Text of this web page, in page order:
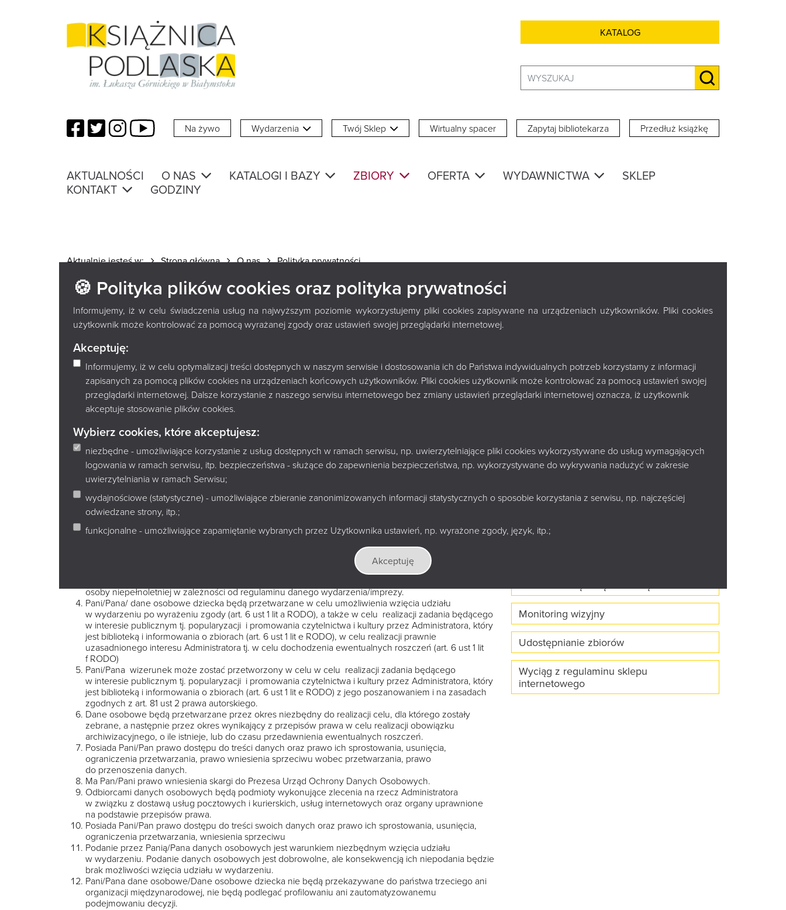
🍪 Polityka plików cookies oraz polityka prywatności
Informujemy, iż w celu świadczenia usług na najwyższym poziomie wykorzystujemy pliki cookies zapisywane na urządzeniach użytkowników. Pliki cookies
użytkownik może kontrolować za pomocą wyrażanej zgody oraz ustawień swojej przeglądarki internetowej.
Akceptuję:
Informujemy, iż w celu optymalizacji treści dostępnych w naszym serwisie i dostosowania ich do Państwa indywidualnych potrzeb korzystamy z informacji
zapisanych za pomocą plików cookies na urządzeniach końcowych użytkowników. Pliki cookies użytkownik może kontrolować za pomocą ustawień swojej
przeglądarki internetowej. Dalsze korzystanie z naszego serwisu internetowego bez zmiany ustawień przeglądarki internetowej oznacza, iż użytkownik
akceptuje stosowanie plików cookies.
Wybierz cookies, które akceptujesz:
niezbędne - umożliwiające korzystanie z usług dostępnych w ramach serwisu, np. uwierzytelniające pliki cookies wykorzystywane do usług wymagających
logowania w ramach serwisu, itp. bezpieczeństwa - służące do zapewnienia bezpieczeństwa, np. wykorzystywane do wykrywania nadużyć w zakresie
uwierzytelniania w ramach Serwisu;
wydajnościowe (statystyczne) - umożliwiające zbieranie zanonimizowanych informacji statystycznych o sposobie korzystania z serwisu, np. najczęściej
odwiedzane strony, itp.;
funkcjonalne - umożliwiające zapamiętanie wybranych przez Użytkownika ustawień, np. wyrażone zgody, język, itp.;
Akceptuję
KATALOG
SZUKAJ
Facebook
TwitterInstagram
YouTube Na żywo Wydarzenia Twój Sklep Wirtualny spacer Zapytaj bibliotekarza Przedłuż książkę
AKTUALNOŚCI O NAS KATALOGI I BAZY ZBIORY OFERTA WYDAWNICTWA
SKLEP
KONTAKT
GODZINY
Aktualnie jesteś w: Strona główna O nas Polityka prywatności
DO REGULAMINU IMPREZ
Informacja Administratora w związku z przetwarzaniem danych osobowych – zgodnie z art.
13 Rozporządzenia Parlamentu Europejskiego i Rady (UE) 2016/679 z dnia 27 kwietnia 2016 r. w sprawie
ochrony osób fizycznych w związku z przetwarzaniem danych osobowych i w sprawie swobodnego
przepływu takich danych oraz uchylenia dyrektywy 95/46/WE (og
Informacja Administratora w związku z przetwarzaniem danych osobowych – zgodnie z art.
13 Rozporządzenia Parlamentu Europejskiego i Rady (UE) 2016/679 z dnia 27 kwietnia 2016 r. w sprawie
ochrony osób fizycznych w związku z przetwarzaniem danych osobowych i w sprawie swobodnego
przepływu takich danych oraz uchylenia dyrektywy 95/46/WE (ogólne rozporządzenie o ochronie danych)
– dalej RODO:
Administratorem Pani/Pana danych osobowych jest Książnica Podlaska im. Łukasza Górnickiego
w Białymstoku, z siedzibą w Białymstoku przy ul. Marii Curie-Skłodowskiej 14A, 15-097 Białystok.
Książnica Podlaska wyznaczyła Inspektora Ochrony Danych, z którym można się skontaktować
poprzez adres e-mail: iod@ksiaznicapodlaska.pl w każdej sprawie dotyczącej przetwarzania Pani/Pana
Dane osobowe Pani/Pana i/lub dzieci będą przetwarzane w zakresie danych identyfikacyjnych, tj.:
osoby niepełnoletniej w zależności od regulaminu danego wydarzenia/imprezy.
Pani/Pana/ dane osobowe dziecka będą przetwarzane w celu umożliwienia wzięcia udziału
w wydarzeniu po wyrażeniu zgody (art. 6 ust 1 lit a RODO), a także w celu realizacji zadania będącego
w interesie publicznym tj. popularyzacji i promowania czytelnictwa i kultury przez Administratora, który
jest biblioteką i informowania o zbiorach (art. 6 ust 1 lit e RODO), w celu realizacji prawnie
uzasadnionego interesu Administratora tj. w celu dochodzenia ewentualnych roszczeń (art. 6 ust 1 lit
f RODO)
Pani/Pana wizerunek może zostać przetworzony w celu w celu realizacji zadania będącego
w interesie publicznym tj. popularyzacji i promowania czytelnictwa i kultury przez Administratora, który
jest biblioteką i informowania o zbiorach (art. 6 ust 1 lit e RODO) z jego poszanowaniem i na zasadach
zgodnych z art. 81 ust 2 prawa autorskiego.
Dane osobowe będą przetwarzane przez okres niezbędny do realizacji celu, dla którego zostały
zebrane, a następnie przez okres wynikający z przepisów prawa w celu realizacji obowiązku
archiwizacyjnego, o ile istnieje, lub do czasu przedawnienia ewentualnych roszczeń.
Posiada Pani/Pan prawo dostępu do treści danych oraz prawo ich sprostowania, usunięcia,
ograniczenia przetwarzania, prawo wniesienia sprzeciwu wobec przetwarzania, prawo
do przenoszenia danych.
Ma Pan/Pani prawo wniesienia skargi do Prezesa Urząd Ochrony Danych Osobowych.
Odbiorcami danych osobowych będą podmioty wykonujące zlecenia na rzecz Administratora
w związku z dostawą usług pocztowych i kurierskich, usług internetowych oraz organy uprawnione
na podstawie przepisów prawa.
Posiada Pani/Pan prawo dostępu do treści swoich danych oraz prawo ich sprostowania, usunięcia,
ograniczenia przetwarzania, wniesienia sprzeciwu
Podanie przez Panią/Pana danych osobowych jest warunkiem niezbędnym wzięcia udziału
w wydarzeniu. Podanie danych osobowych jest dobrowolne, ale konsekwencją ich niepodania będzie
brak możliwości wzięcia udziału w wydarzeniu.
Pani/Pana dane osobowe/Dane osobowe dziecka nie będą przekazywane do państwa trzeciego ani
organizacji międzynarodowej, nie będą podlegać profilowaniu ani zautomatyzowanemu
podejmowaniu decyzji.
Do Regulaminu imprez
Klauzula dotycząca przetwarzania
- WhatsAPP
Klauzula dotycząca przetwarzania
na Facebooku i Instagramie
Klauzula informacyjna do celów
Kontakt z Książnicą Podlaską
Monitoring wizyjny
Udostępnianie zbiorów
Wyciąg z regulaminu sklepu
internetowego